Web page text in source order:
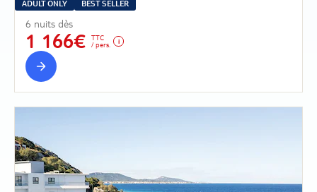
ADULT ONLY BEST SELLER
6 nuits dès
1 166€
TTC
/ pers.